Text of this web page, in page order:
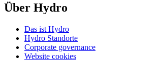
Über Hydro
Das ist Hydro
Hydro Standorte
Corporate governance
Website cookies